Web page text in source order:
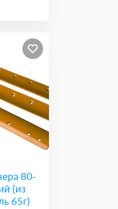
80-
(из
65г)